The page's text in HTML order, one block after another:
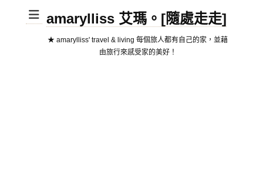
amarylliss 艾瑪。[隨處走走]
★ amarylliss' travel & living 每個旅人都有自己的家，並藉
由旅行來感受家的美好！